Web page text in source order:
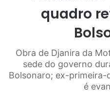
quadro
Obra de Djanira da
sede do governo
Bolsonaro; ex-primeira-
é